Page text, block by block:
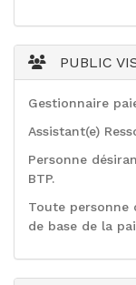
PUBLIC
Gestionnaire
Assistant(e)
Personne
BTP.
Toute personne
de base de la